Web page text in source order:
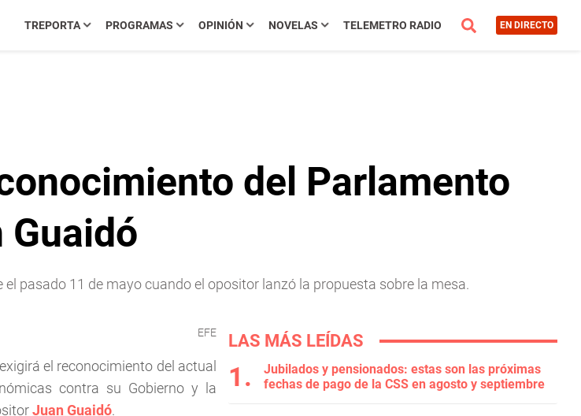
TREPORTA PROGRAMAS OPINIÓN NOVELAS TELEMETRO RADIO EN DIRECTO
del Parlamento
pasado 11 de mayo cuando el opositor lanzó la propuesta sobre la mesa.
EFE
el reconocimiento del actual
contra su Gobierno y la
Juan Guaidó.
LAS MÁS LEÍDAS
Jubilados y pensionados: estas son las próximas
fechas de pago de la CSS en agosto y septiembre